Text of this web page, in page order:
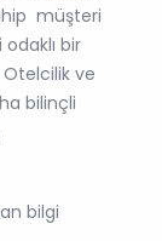
müşteri
bir
ve
bilinçli
bilgi